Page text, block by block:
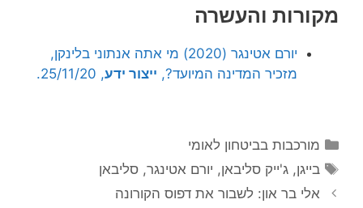
מקורות והעשרה
יורם אטינגר (2020) מי אתה אנתוני בלינקן,
מזכיר המדינה המיועד?, ייצור ידע, 25/11/20.
קטגוריות
מורכבות בביטחון לאומי
תגיות
בייגן,ג'ייק סליבאן, יורם אטינגר,סליבאן
אלי בר און: לשבור את דפוס הקורונה